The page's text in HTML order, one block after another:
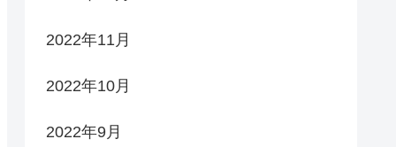
2022年11月
2022年10月
2022年9月